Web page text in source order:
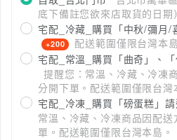
底下備註您欲來店取貨的日期）
宅配_冷藏_購買「中秋/彌月/
+200
配送範圍僅限台灣本
宅配_常溫_購買「曲奇」、
提醒您：常溫、冷藏、冷凍
分開下單。配送範圍僅限台灣
宅配_冷凍_購買「磅蛋糕」
常溫、冷藏、冷凍商品因配
單。配送範圍僅限台灣本島。